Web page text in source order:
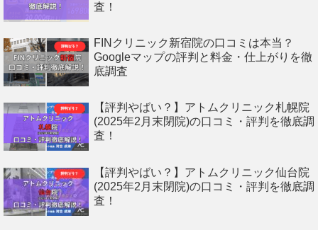
査！
FINクリニック新宿院の口コミは本当？
Googleマップの評判と料金・仕上がりを徹
底調査
【評判やばい？】アトムクリニック札幌院
(2025年2月末閉院)の口コミ・評判を徹底調
査！
【評判やばい？】アトムクリニック仙台院
(2025年2月末閉院)の口コミ・評判を徹底調
査！